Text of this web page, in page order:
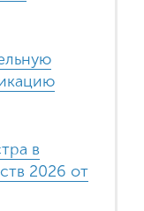
в
2026 от